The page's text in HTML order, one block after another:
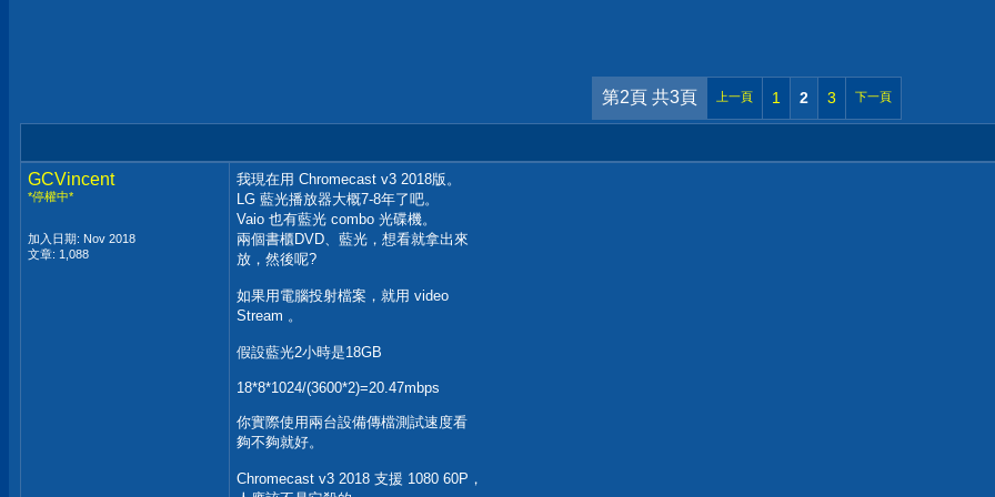
第2頁 共3頁 上一頁 1 2 3 下一頁
GCVincent
*停權中*
加入日期: Nov 2018
文章: 1,088
我現在用 Chromecast v3 2018版。
LG 藍光播放器大概7-8年了吧。
Vaio 也有藍光 combo 光碟機。
兩個書櫃DVD、藍光，想看就拿出來
放，然後呢?
如果用電腦投射檔案，就用 video
Stream 。
假設藍光2小時是18GB
18*8*1024/(3600*2)=20.47mbps
你實際使用兩台設備傳檔測試速度看
夠不夠就好。
Chromecast v3 2018 支援 1080 60P，